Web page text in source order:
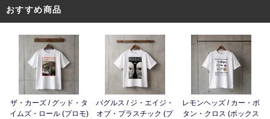
おすすめ商品
ザ・カーズ / グッド・タ
イムズ・ロール (プロモ)
バグルス / ジ・エイジ・
オブ・プラスチック (プ
レモンヘッズ / カー・ボ
タン・クロス (ボックス